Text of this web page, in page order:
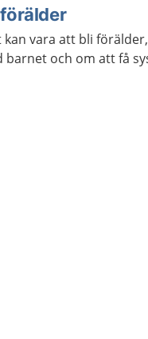
kan vara att bli
barnet och om att få